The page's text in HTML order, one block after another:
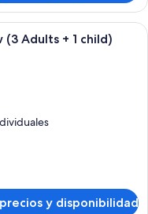
con mesa y sillas, un
Adults + 1 child)
y disponibilidad